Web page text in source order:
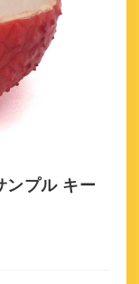
ンプル キー